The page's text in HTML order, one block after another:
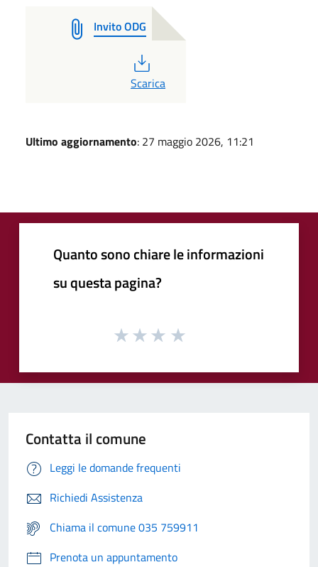
Invito ODG
PDF
Scarica
Ultimo aggiornamento: 27 maggio 2026, 11:21
Quanto sono chiare le informazioni
su questa pagina?
Contatta il comune
Leggi le domande frequenti
Richiedi Assistenza
Chiama il comune 035 759911
Prenota un appuntamento